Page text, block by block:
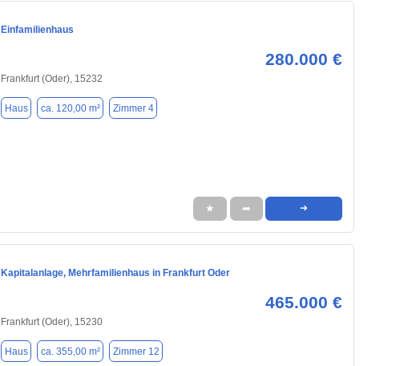
Einfamilienhaus
280.000 €
Frankfurt (Oder), 15232
Haus ca. 120,00 m² Zimmer 4
★ ➦ ➜
Kapitalanlage, Mehrfamilienhaus in Frankfurt Oder
465.000 €
Frankfurt (Oder), 15230
Haus ca. 355,00 m² Zimmer 12